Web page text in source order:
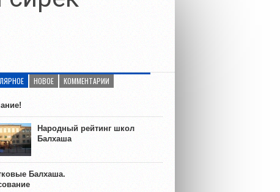
НОВОЕ КОММЕНТАРИИ
Народный рейтинг школ
Балхаша
Балхаша.